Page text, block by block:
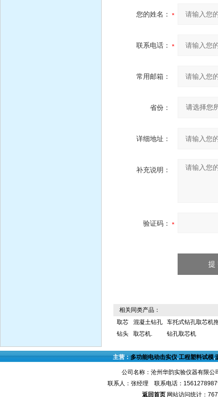
您的姓名：
联系电话：
常用邮箱：
省份：
详细地址：
补充说明：
验证码：
相关同类产品：
取芯
钻头
混凝土钻孔
取芯机.
车托式钻孔取芯机
钻孔取芯机
主营：多功能电动击实仪,工程塑料试模,
公司名称：沧州华韵实验仪器有限
联系人：张经理 联系电话：
返回首页 网站访问统计：